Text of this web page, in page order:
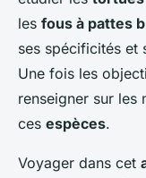
les fous à pattes
ses spécificités et
Une fois les
renseigner sur les
ces espèces.
Voyager dans cet